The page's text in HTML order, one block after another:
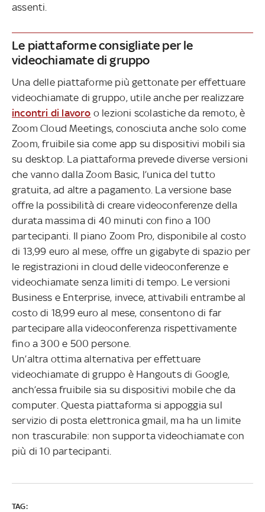
assenti.
Le piattaforme consigliate per le
videochiamate di gruppo
Una delle piattaforme più gettonate per effettuare
videochiamate di gruppo, utile anche per realizzare
incontri di lavoro o lezioni scolastiche da remoto, è
Zoom Cloud Meetings, conosciuta anche solo come
Zoom, fruibile sia come app su dispositivi mobili sia
su desktop. La piattaforma prevede diverse versioni
che vanno dalla Zoom Basic, l’unica del tutto
gratuita, ad altre a pagamento. La versione base
offre la possibilità di creare videoconferenze della
durata massima di 40 minuti con fino a 100
partecipanti. Il piano Zoom Pro, disponibile al costo
di 13,99 euro al mese, offre un gigabyte di spazio per
le registrazioni in cloud delle videoconferenze e
videochiamate senza limiti di tempo. Le versioni
Business e Enterprise, invece, attivabili entrambe al
costo di 18,99 euro al mese, consentono di far
partecipare alla videoconferenza rispettivamente
fino a 300 e 500 persone.
Un’altra ottima alternativa per effettuare
videochiamate di gruppo è Hangouts di Google,
anch’essa fruibile sia su dispositivi mobile che da
computer. Questa piattaforma si appoggia sul
servizio di posta elettronica gmail, ma ha un limite
non trascurabile: non supporta videochiamate con
più di 10 partecipanti.
TAG: